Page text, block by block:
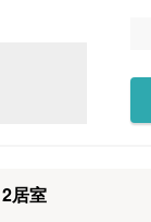
居室